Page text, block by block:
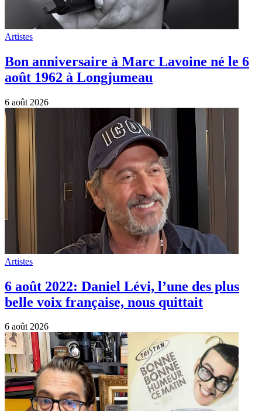
Artistes
Bon anniversaire à Marc Lavoine né le 6
août 1962 à Longjumeau
6 août 2026
Artistes
6 août 2022: Daniel Lévi, l’une des plus
belle voix française, nous quittait
6 août 2026